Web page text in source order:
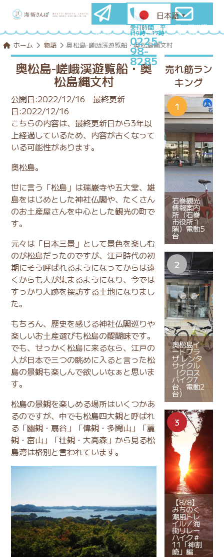
メールマ
ガ登録
はこちら
受付時間 平
日9時～17時
0225-
98-
8285
石巻圏満喫
プランを
ホーム 物語 奥松島-嵯峨渓遊覧船・奥松島縄文村
奥松島-嵯峨渓遊覧船・奥
松島縄文村
公開日:2022/12/16 最終更新
日:2022/12/16
こちらの内容は、最終更新日から3年以
上経過しているため、内容が古くなって
いる可能性があります。
奥松島。
世に言う「松島」は瑞巌寺や五大堂、雄
島をはじめとした神社仏閣や、たくさん
のお土産屋さんを中心とした観光の町で
す。
元々は「日本三景」として景色を楽しむ
のが松島だったのですが、江戸時代の初
期にそう呼ばれるようになってからは遠
くからも人が集まるようになり、今では
すっかり人跡を探訪する土地になりまし
た。
もちろん、歴史を感じる神社仏閣巡りや
楽しいお土産選びも松島の醍醐味です。
でも、せっかく松島に来るなら、江戸の
人が日本で三つの眺めに入ると言った松
島の景観も楽しんで欲しいなぁと思いま
す。
松島の景観を楽しめる場所はいくつかあ
るのですが、中でも松島四大観と呼ばれ
る「幽観・扇谷」「偉観・多聞山」「麗
観・富山」「壮観・大高森」から見る松
島湾は格別と言われています。
売れ筋ラン
キング
石巻観光
情報案内
所（石巻
市役所１
階）電動5
台
奥松島イ
ートプラ
ザ レンタ
サイクル
（クロス
バイク7
台、電動2
台）
【8/8】
みちのく
潮風トレ
イル／海
街リレー
ハイク＃
11「神割
崎」編
日本語 ▼